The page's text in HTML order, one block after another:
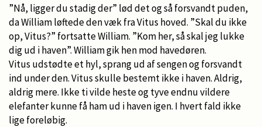
”Nå, ligger du stadig der” lød det og så forsvandt puden,
da William løftede den væk fra Vitus hoved. ”Skal du ikke
op, Vitus?” fortsatte William. ”Kom her, så skal jeg lukke
dig ud i haven”. William gik hen mod havedøren.
Vitus udstødte et hyl, sprang ud af sengen og forsvandt
ind under den. Vitus skulle bestemt ikke i haven. Aldrig,
aldrig mere. Ikke ti vilde heste og tyve endnu vildere
elefanter kunne få ham ud i haven igen. I hvert fald ikke
lige foreløbig.